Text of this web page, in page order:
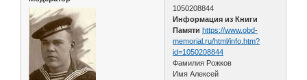
1050208844
Информация из Книги
Памяти https://www.obd-
memorial.ru/html/info.htm?
id=1050208844
Фамилия Рожков
Имя Алексей